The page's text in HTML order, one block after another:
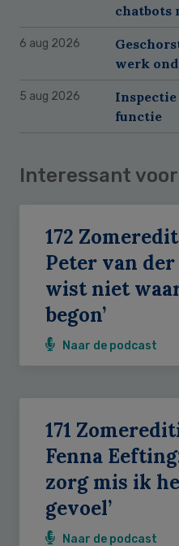
chatbots
6 aug 2026
werk
5 aug 2026
functie
Interessant
172
Peter van der
wist niet
begon’
Naar de podcast
171
Fenna
zorg mis ik
gevoel’
Naar de podcast